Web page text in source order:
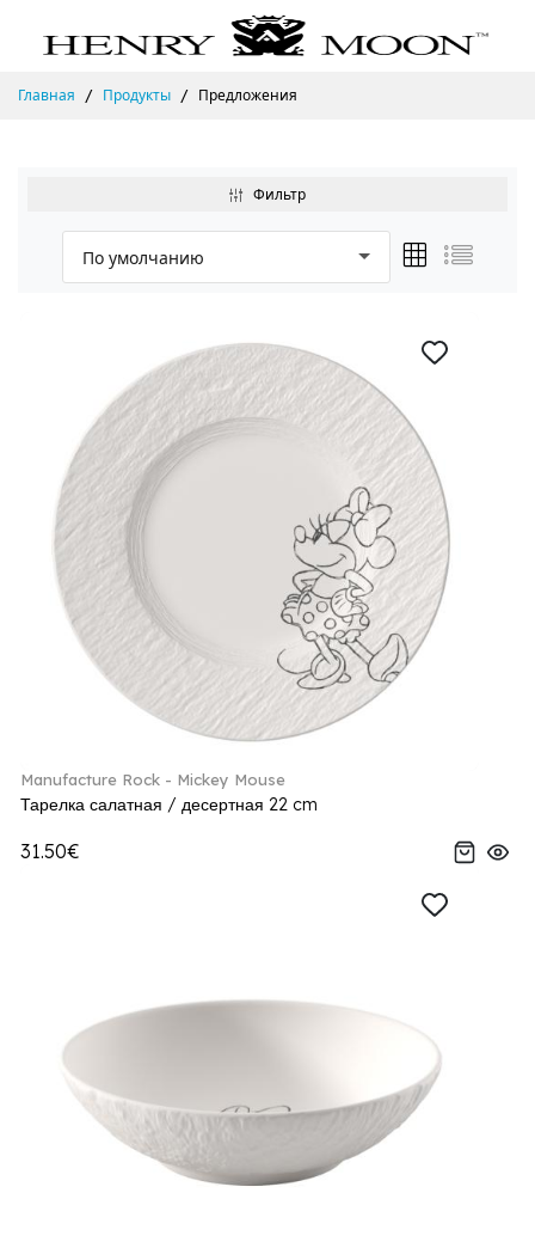
Главная Продукты Предложения
Фильтр
Manufacture Rock - Mickey Mouse
Тарелка салатная / десертная 22 cm
31.50€